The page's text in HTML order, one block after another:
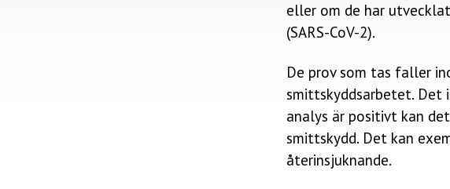
eller om de har
(SARS-CoV-2).
De prov som tas faller
smittskyddsarbetet. Det
analys är positivt kan
smittskydd. Det kan
återinsjuknande.